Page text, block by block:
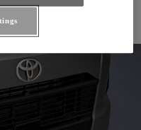
potrebné informácie. Kvalitný
so širokými možnosťami konektivity
držiak na poháre, dobre dostupné
dopĺňajú praktický a moderný vzhľad